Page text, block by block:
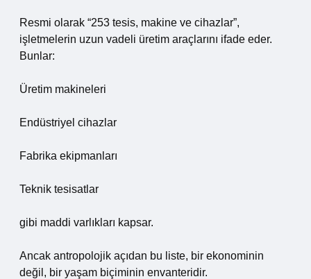
Resmi olarak “253 tesis, makine ve cihazlar”,
işletmelerin uzun vadeli üretim araçlarını ifade eder.
Bunlar:
Üretim makineleri
Endüstriyel cihazlar
Fabrika ekipmanları
Teknik tesisatlar
gibi maddi varlıkları kapsar.
Ancak antropolojik açıdan bu liste, bir ekonominin
değil, bir yaşam biçiminin envanteridir.